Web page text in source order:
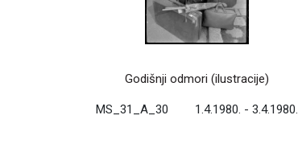
Godišnji odmori (ilustracije)
MS_31_A_30 1.4.1980. - 3.4.1980.